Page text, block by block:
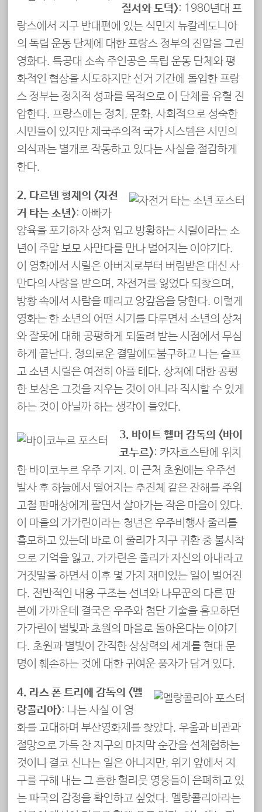
질서와 도덕>: 1980년대 프
랑스에서 지구 반대편에 있는 식민지 뉴칼레도니아
의 독립 운동 단체에 대한 프랑스 정부의 진압을 그린
영화다. 특공대 소속 주인공은 독립 운동 단체와 평
화적인 협상을 시도하지만 선거 기간에 돌입한 프랑
스 정부는 정치적 성과를 목적으로 이 단체를 유혈 진
압한다. 프랑스에는 정치, 문화, 사회적으로 성숙한
시민들이 있지만 제국주의적 국가 시스템은 시민의
의식과는 별개로 작동하고 있다는 사실을 절감하게
한다.
2. 다르덴 형제의 <자전
거 타는 소년>: 아빠가
양육을 포기하자 상처 입고 방황하는 시릴이라는 소
년이 주말 보모 사만다를 만나 벌어지는 이야기다.
이 영화에서 시릴은 아버지로부터 버림받은 대신 사
만다의 사랑을 받으며, 자전거를 잃었다 되찾으며,
방황 속에서 사람을 때리고 앙갚음을 당한다. 이렇게
영화는 한 소년의 어떤 시기를 다루면서 소년의 상처
와 잘못에 대해 공평하게 되돌려 받는 시점에서 무심
하게 끝난다. 정의로운 결말에도불구하고 나는 슬프
고 소년 시릴은 여전히 아플 테다. 상처에 대한 공평
한 보상은 그것을 지우는 것이 아니라 직시할 수 있게
하는 것이 아닐까 하는 생각이 들었다.
3. 바이트 헬머 감독의 <바이
코누르>: 카자흐스탄에 위치
한 바이코누르 우주 기지. 이 근처 초원에는 우주선
발사 후 하늘에서 떨어지는 추진체 같은 잔해를 주워
고철 판매상에게 팔면서 살아가는 작은 마을이 있다.
이 마을의 가가린이라는 청년은 우주비행사 줄리를
흠모하고 있는데 바로 이 줄리가 지구 귀환 중 불시착
으로 기억을 잃고, 가가린은 줄리가 자신의 아내라고
거짓말을 하면서 이후 몇 가지 재미있는 일이 벌어진
다. 전반적인 내용 구조는 선녀와 나무꾼의 다른 판
본에 가까운데 결국은 우주와 첨단 기술을 흠모하던
가가린이 별빛과 초원의 마을로 돌아온다는 이야기
다. 초원과 별빛이 간직한 상상력의 세계를 현대 문
명이 훼손하는 것에 대한 귀여운 풍자가 담겨 있다.
4. 라스 폰 트리에 감독의 <멜
랑콜리아>: 나는 사실 이 영
화를 고대하며 부산영화제를 찾았다. 우울과 비관과
절망으로 가득 찬 지구의 마지막 순간을 선체험하는
것이니 결코 신나는 일은 아니지만, 위기 앞에서 지
구를 구해 내는 그 흔한 헐리웃 영웅들이 은폐하고 있
는 파국의 감정을 확인하고 싶었다. 멜랑콜리아라는